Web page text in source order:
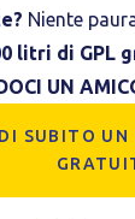
Niente
litri di GPL
UN
SUBITO UN
l'utilizzo di
la
l'utilizzo di